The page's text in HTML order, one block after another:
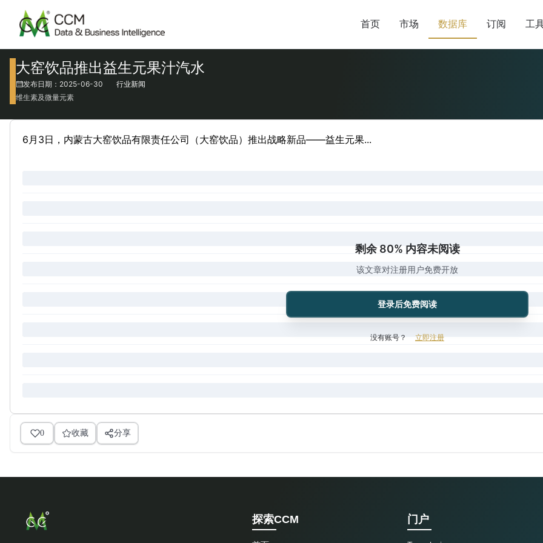
首页 市场 数据库 订阅 工
大窑饮品推出益生元果汁汽水
发布日期：2025-06-30
行业新闻
维生素及微量元素
6月3日，内蒙古大窑饮品有限责任公司（大窑饮品）推出战略新品——益生元果...
剩余 80% 内容未阅读
该文章对注册用户免费开放
登录后免费阅读
没有账号？ 立即注册
0 收藏 分享
探索CCM 门户